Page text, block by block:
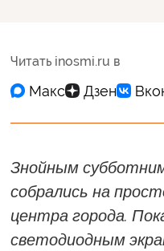
Читать inosmi.ru в
Знойным
собрались на
центра города.
светодиодным